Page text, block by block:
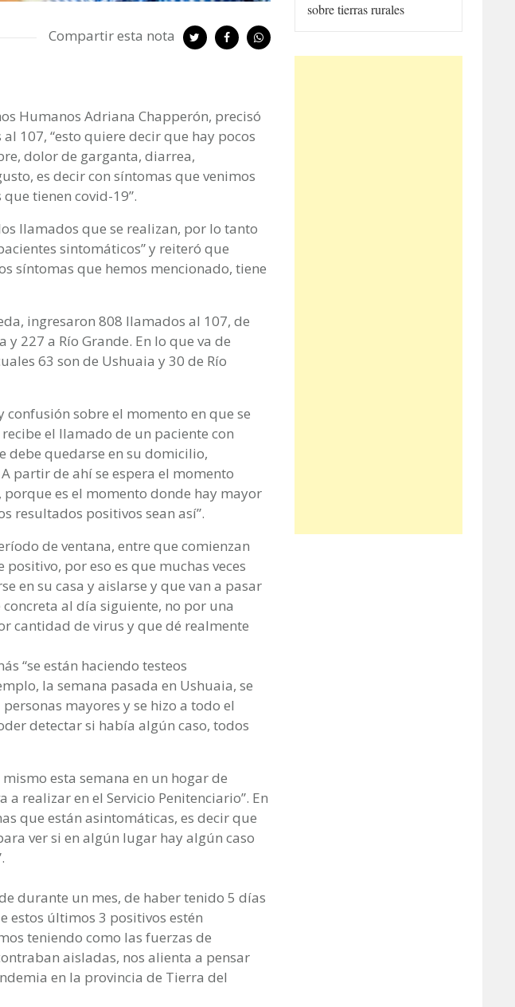
Compartir esta nota
Humanos Adriana Chapperón, precisó
107, “esto quiere decir que hay pocos
dolor de garganta, diarrea,
es decir con síntomas que venimos
tienen covid-19”.
llamados que se realizan, por lo tanto
sintomáticos” y reiteró que
síntomas que hemos mencionado, tiene
ingresaron 808 llamados al 107, de
227 a Río Grande. En lo que va de
63 son de Ushuaia y 30 de Río
confusión sobre el momento en que se
el llamado de un paciente con
debe quedarse en su domicilio,
partir de ahí se espera el momento
es el momento donde hay mayor
resultados positivos sean así”.
de ventana, entre que comienzan
por eso es que muchas veces
en su casa y aislarse y que van a pasar
concreta al día siguiente, no por una
cantidad de virus y que dé realmente
“se están haciendo testeos
la semana pasada en Ushuaia, se
mayores y se hizo a todo el
detectar si había algún caso, todos
esta semana en un hogar de
a realizar en el Servicio Penitenciario”. En
que están asintomáticas, es decir que
ver si en algún lugar hay algún caso
durante un mes, de haber tenido 5 días
estos últimos 3 positivos estén
teniendo como las fuerzas de
aisladas, nos alienta a pensar
en la provincia de Tierra del
sobre tierras rurales